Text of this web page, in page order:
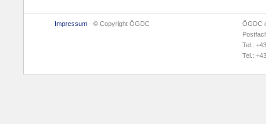
Impressum· © Copyright ÖGDC
ÖGDC
Tel.:
Tel.: